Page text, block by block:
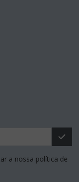
a nossa política de